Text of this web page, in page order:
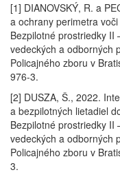
[1] DIANOVSKÝ, R. a
a ochrany perimetra
Bezpilotné prostriedky
vedeckých a odborných
Policajného zboru v
976-3.
[2] DUSZA, Š., 2022.
a bezpilotných lietadiel
Bezpilotné prostriedky
vedeckých a odborných
Policajného zboru v
3.